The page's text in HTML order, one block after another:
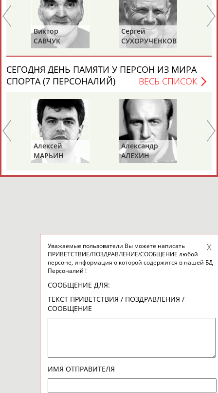
Вопросы сотрудничества и совместной деятельности inform@infosport.ru
© Стадион, 1998-2026
Разработка и поддержка ООО НАИТ «Стадион»
Адресов в новостной рассылке: 997
Подпишись
Виктор
САВЧУК
Сергей
СУХОРУЧЕНКОВ
СЕГОДНЯ ДЕНЬ ПАМЯТИ У ПЕРСОН ИЗ МИРА
СПОРТА (7 ПЕРСОНАЛИЙ)
ВЕСЬ СПИСОК
Алексей
МАРЬИН
Александр
АЛЕХИН
Уважаемые пользователи Вы можете написать
ПРИВЕТСТВИЕ/ПОЗДРАВЛЕНИЕ/СООБЩЕНИЕ любой
персоне, информация о которой содержится в нашей БД
Персоналий !
СООБЩЕНИЕ ДЛЯ:
ТЕКСТ ПРИВЕТСТВИЯ / ПОЗДРАВЛЕНИЯ /
СООБЩЕНИЕ
ИМЯ ОТПРАВИТЕЛЯ